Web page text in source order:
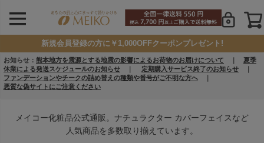
新規会員登録の方に￥1,000OFFクーポンプレゼント!
お知らせ： 熊本地方を震源とする地震の影響によるお荷物のお届けについて
夏季
休業による発送スケジュールのお知らせ
定期購入サービス終了のお知らせ
ファンデーションやチークの詰め替えの種類や番号がご不明な方へ
悪質な偽サイトにご注意ください
メイコー化粧品公式通販。ナチュラクター カバーフェイスなど
人気商品を多数取り揃えています。